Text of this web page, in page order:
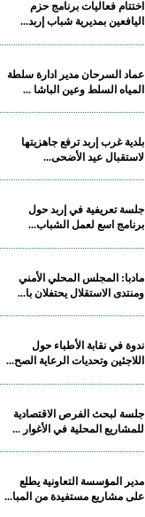
اختتام فعاليات برنامج حزم
اليافعين بمديرية شباب إربد...
عماد السرحان مدير ادارة سلطة
المياه السلط وعين الباشا ...
بلدية غرب إربد ترفع جاهزيتها
لاستقبال عيد الأضحى...
جلسة تعريفية في إربد حول
برنامج اسع لعمل الشباب...
مادبا: المجلس المحلي الأمني
ومنتدى الاستقلال يحتفلان با...
ندوة في نقابة الأطباء حول
اللاجئين وتحديات الرعاية الصح...
جلسة لبحث الفرص الاقتصادية
للمشاريع المحلية في الأغوار ...
مدير المؤسسة التعاونية يطلع
على مشاريع مستفيدة من المبا...